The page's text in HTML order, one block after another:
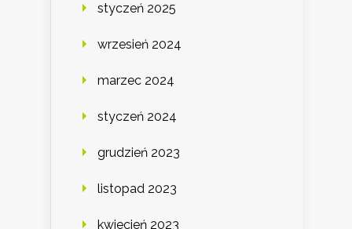
styczeń 2025
wrzesień 2024
marzec 2024
styczeń 2024
grudzień 2023
listopad 2023
kwiecień 2023